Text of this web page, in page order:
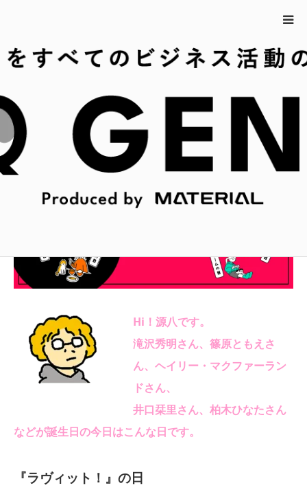
ホーム3月29日の今日は何の日？
3月29日の今日は何の日？
Hi！源八です。
滝沢秀明さん、篠原ともえさ
ん、ヘイリー・マクファーラン
ドさん、
井口栞里さん、柏木ひなたさん
などが誕生日の今日はこんな日です。
『ラヴィット！』の日